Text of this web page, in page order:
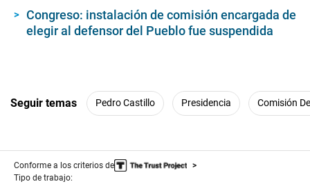
Congreso: instalación de comisión encargada de
elegir al defensor del Pueblo fue suspendida
Seguir temas Pedro Castillo Presidencia Comisión
Conforme a los criterios de
Tipo de trabajo: